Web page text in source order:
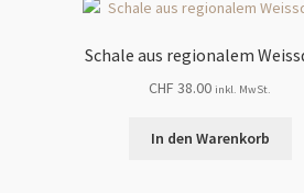
Schale aus regionalem
CHF 38.00 inkl. MwSt.
In den Warenkorb